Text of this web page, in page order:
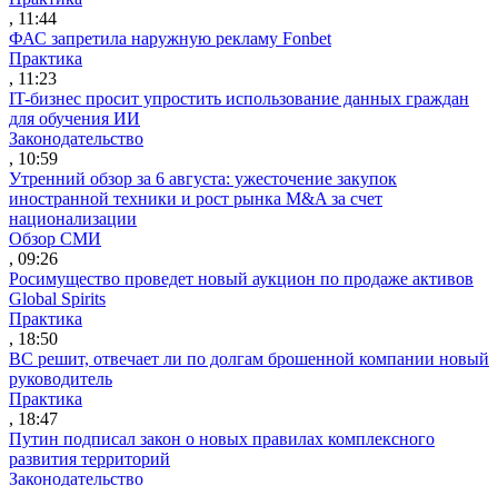
, 11:44
ФАС запретила наружную рекламу Fonbet
Практика
, 11:23
IT-бизнес просит упростить использование данных граждан
для обучения ИИ
Законодательство
, 10:59
Утренний обзор за 6 августа: ужесточение закупок
иностранной техники и рост рынка M&A за счет
национализации
Обзор СМИ
, 09:26
Росимущество проведет новый аукцион по продаже активов
Global Spirits
Практика
, 18:50
ВС решит, отвечает ли по долгам брошенной компании новый
руководитель
Практика
, 18:47
Путин подписал закон о новых правилах комплексного
развития территорий
Законодательство